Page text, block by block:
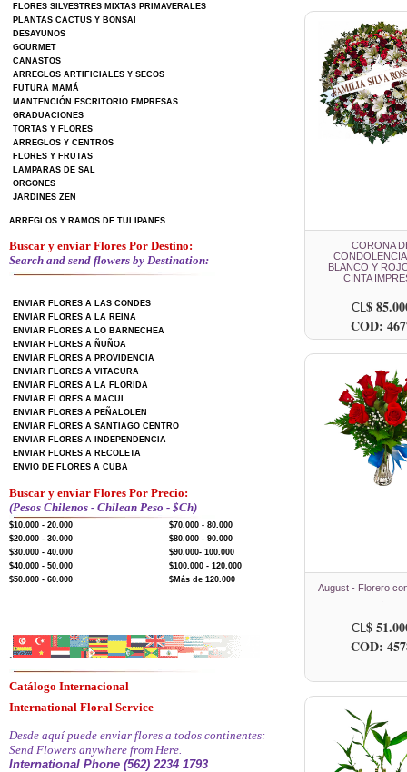
FLORES SILVESTRES MIXTAS PRIMAVERALES
PLANTAS CACTUS Y BONSAI
DESAYUNOS
GOURMET
CANASTOS
ARREGLOS ARTIFICIALES Y SECOS
FUTURA MAMÁ
MANTENCIÓN ESCRITORIO EMPRESAS
GRADUACIONES
TORTAS Y FLORES
ARREGLOS Y CENTROS
FLORES Y FRUTAS
LAMPARAS DE SAL
ORGONES
JARDINES ZEN
ARREGLOS Y RAMOS DE TULIPANES
Buscar y enviar Flores Por Destino:
Search and send flowers by Destination:
ENVIAR FLORES A LAS CONDES
ENVIAR FLORES A LA REINA
ENVIAR FLORES A LO BARNECHEA
ENVIAR FLORES A ÑUÑOA
ENVIAR FLORES A PROVIDENCIA
ENVIAR FLORES A VITACURA
ENVIAR FLORES A LA FLORIDA
ENVIAR FLORES A MACUL
ENVIAR FLORES A PEÑALOLEN
ENVIAR FLORES A SANTIAGO CENTRO
ENVIAR FLORES A INDEPENDENCIA
ENVIAR FLORES A RECOLETA
ENVIO DE FLORES A CUBA
Buscar y enviar Flores Por Precio:
(Pesos Chilenos - Chilean Peso - $Ch)
$10.000 - 20.000
$70.000 - 80.000
$20.000 - 30.000
$80.000 - 90.000
$30.000 - 40.000
$90.000- 100.000
$40.000 - 50.000
$100.000 - 120.000
$50.000 - 60.000
$Más de 120.000
.
Catálogo Internacional
International Floral Service
Desde aquí puede enviar flores a todos continentes:
Send Flowers anywhere from Here.
International Phone (562) 2234 1793
CORONA
BLANCO Y
CINTA
CL$
COD:
August - Florero
CL$
COD: